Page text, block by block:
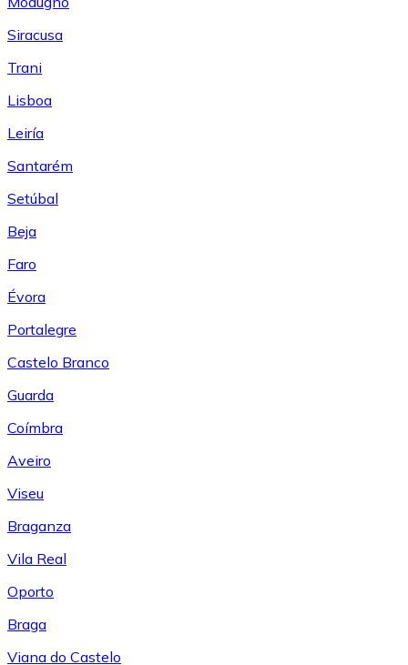
Siracusa
Trani
Lisboa
Leiría
Santarém
Setúbal
Beja
Faro
Évora
Portalegre
Castelo Branco
Guarda
Coímbra
Aveiro
Viseu
Braganza
Vila Real
Oporto
Braga
Viana do Castelo